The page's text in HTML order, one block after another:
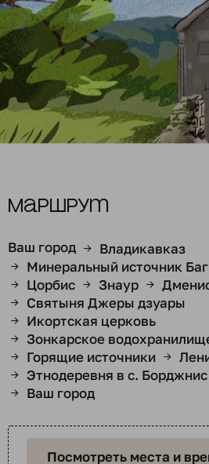
Маршрут
Ваш город → Владикавказ
→ Минеральный источник
→ Цорбис → Знаур →
→ Святыня Джеры дзуары
→ Икортская церковь
→ Зонкарское
→ Горящие источники →
→ Этнодеревня в с. Борджнис
→ Ваш город
Посмотреть места и